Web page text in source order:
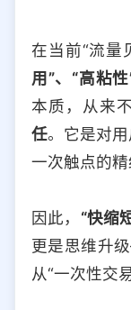
在当前“流量
用”、“高粘性
本质，从来
任。它是对
一次触点的精
因此， “快缩
更是思维升
从“一次性交